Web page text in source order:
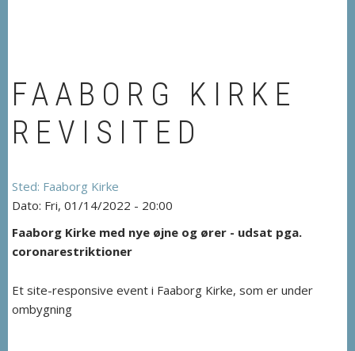
FAABORG KIRKE
REVISITED
Faaborg Kirke
Fri, 01/14/2022 - 20:00
Faaborg Kirke med nye øjne og ører - udsat pga.
coronarestriktioner
Et site-responsive event i Faaborg Kirke, som er under
ombygning